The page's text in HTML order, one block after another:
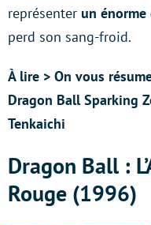
représenter un
perd son sang-froid.
À lire > On vous
Dragon Ball Sparking
Tenkaichi
Dragon Ball :
Rouge (1996)